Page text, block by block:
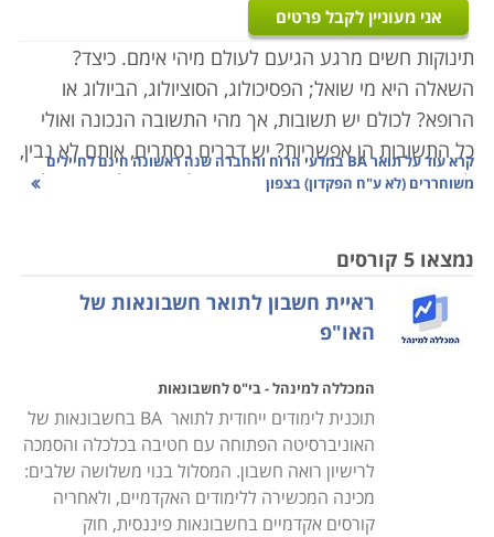
אני מעוניין לקבל פרטים
תינוקות חשים מרגע הגיעם לעולם מיהי אימם. כיצד?
השאלה היא מי שואל; הפסיכולוג, הסוציולוג, הביולוג או
הרופא? לכולם יש תשובות, אך מהי התשובה הנכונה ואולי
כל התשובות הן אפשריות?יש דברים נסתרים, אותם לא נבין,
לא נדע, נעשה גם דברים שנראים בלי סיבה. לא צריך כל
מובנים, קיימות תיאוריות שלא הופרכו עדיין ולכן הן עוד כאן,
אך יש הרבה שמוסבר, ידוע, ברור ומדויק.
תואר BA במדעי
הרוח והחברה הוא צעד בדרך אל אותה ידיעה.
החקר והסקרנות הם נר לרגליו של המדע. המין האנושי
חוקר, בודק, מנתח ושואל. תחומים רבים ניתנים למדידה,
בהם התשובות מדויקות, ברורות וחד- משמעיות. במדעי
הרוח והחברה יש תשובות לחלק מהשאלות, אך הן מגוונות,
מעניינות, שונות ולעתים רב-משמעיות. זהו אחד המאפיינים
קרא עוד על
תואר BA במדעי הרוח והחברה שנה ראשונה חינם לחיילים
משוחררים (לא ע"ח הפקדון) בצפון
נמצאו 5 קורסים
ראיית חשבון לתואר חשבונאות של
האו"פ
המכללה למינהל - בי"ס לחשבונאות
תוכנית לימודים ייחודית לתואר BA בחשבונאות של
האוניברסיטה הפתוחה עם חטיבה בכלכלה והסמכה
לרישיון רואה חשבון. המסלול בנוי משלושה שלבים:
מכינה המכשירה ללימודים האקדמיים, ולאחריה
קורסים אקדמיים בחשבונאות פיננסית, חוק